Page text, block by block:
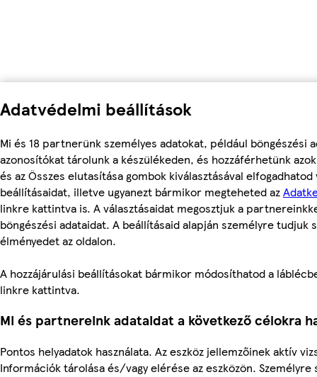
Adatvédelmi beállítások
Mi és 18 partnerünk személyes adatokat, például böngészési
azonosítókat tárolunk a készülékeden, és hozzáférhetünk
és az Összes elutasítása gombok kiválasztásával
beállításaidat, illetve ugyanezt bármikor megteheted az
linkre kattintva is. A választásaidat megosztjuk a
böngészési adataidat. A beállításaid alapján személyre tudjuk
élményedet az oldalon.
A hozzájárulási beállításokat bármikor módosíthatod a
linkre kattintva.
Mi és partnereink adataidat a következő célokra
Pontos helyadatok használata. Az eszköz jellemzőinek aktív
Információk tárolása és/vagy elérése az eszközön.